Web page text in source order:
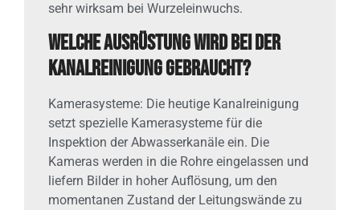
sehr wirksam bei Wurzeleinwuchs.
Welche Ausrüstung wird bei der
Kanalreinigung gebraucht?
Kamerasysteme: Die heutige Kanalreinigung
setzt spezielle Kamerasysteme für die
Inspektion der Abwasserkanäle ein. Die
Kameras werden in die Rohre eingelassen und
liefern Bilder in hoher Auflösung, um den
momentanen Zustand der Leitungswände zu